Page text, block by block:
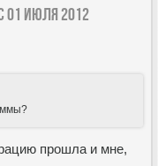
01 июля 2012
прошла и мне,